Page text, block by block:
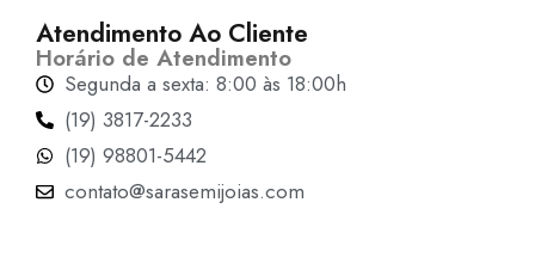
Atendimento Ao Cliente
Horário de Atendimento
Segunda a sexta: 8:00 às 18:00h
(19) 3817-2233
(19) 98801-5442
contato@sarasemijoias.com